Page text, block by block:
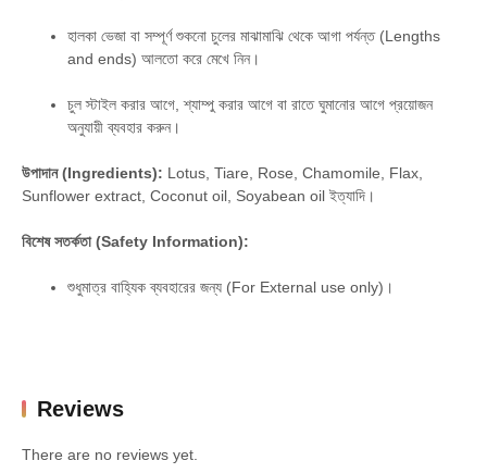
হালকা ভেজা বা সম্পূর্ণ শুকনো চুলের মাঝামাঝি থেকে আগা পর্যন্ত (Lengths
and ends) আলতো করে মেখে নিন।
চুল স্টাইল করার আগে, শ্যাম্পু করার আগে বা রাতে ঘুমানোর আগে প্রয়োজন
অনুযায়ী ব্যবহার করুন।
উপাদান (Ingredients): Lotus, Tiare, Rose, Chamomile, Flax,
Sunflower extract, Coconut oil, Soyabean oil ইত্যাদি।
বিশেষ সতর্কতা (Safety Information):
শুধুমাত্র বাহ্যিক ব্যবহারের জন্য (For External use only)।
Reviews
There are no reviews yet.